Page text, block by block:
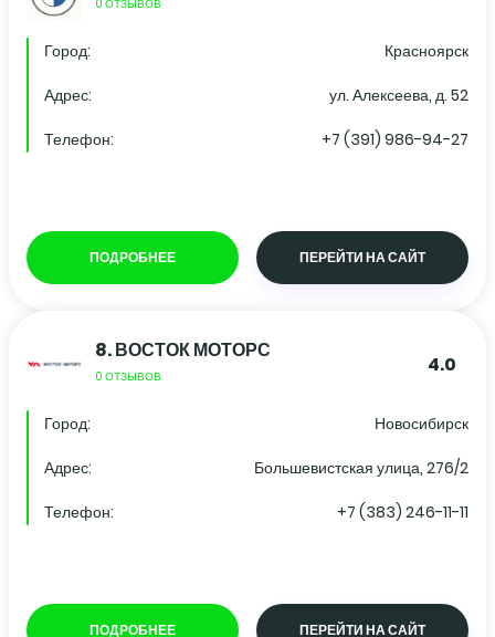
0 ОТЗЫВОВ
Город:
Красноярск
Адрес:
ул. Алексеева, д. 52
Телефон:
+7 (391) 986-94-27
ПОДРОБНЕЕ ПЕРЕЙТИ НА САЙТ
8.ВОСТОК МОТОРС
0 ОТЗЫВОВ 4.0
Город:
Новосибирск
Адрес:
Большевистская улица, 276/2
Телефон:
+7 (383) 246-11-11
ПОДРОБНЕЕ ПЕРЕЙТИ НА САЙТ